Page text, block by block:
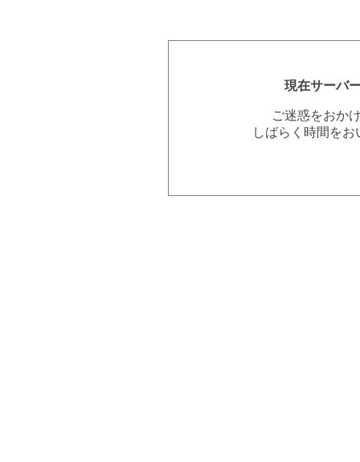
現在サーバ
ご迷惑をおか
しばらく時間を